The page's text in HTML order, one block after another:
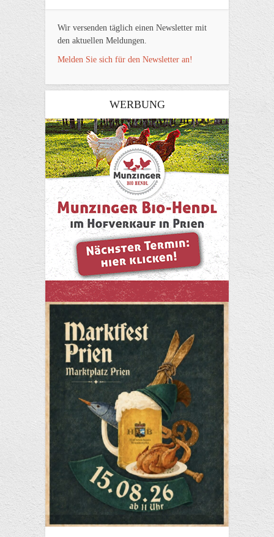
Wir versenden täglich einen Newsletter mit
den aktuellen Meldungen.
Melden Sie sich für den Newsletter an!
WERBUNG